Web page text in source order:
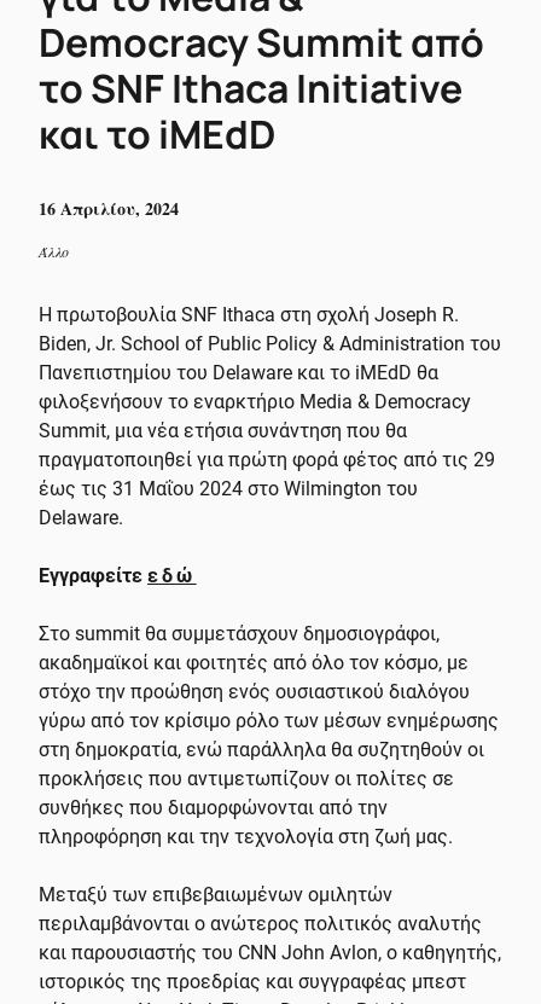
Democracy Summit από
το SNF Ithaca Initiative
και το iMEdD
16 Απριλίου, 2024
Άλλο
Η πρωτοβουλία SNF Ithaca στη σχολή Joseph R.
Biden, Jr. School of Public Policy & Administration του
Πανεπιστημίου του Delaware και το iMEdD θα
φιλοξενήσουν το εναρκτήριο Media & Democracy
Summit, μια νέα ετήσια συνάντηση που θα
πραγματοποιηθεί για πρώτη φορά φέτος από τις 29
έως τις 31 Μαΐου 2024 στο Wilmington του
Delaware.
Εγγραφείτε εδώ
Στο summit θα συμμετάσχουν δημοσιογράφοι,
ακαδημαϊκοί και φοιτητές από όλο τον κόσμο, με
στόχο την προώθηση ενός ουσιαστικού διαλόγου
γύρω από τον κρίσιμο ρόλο των μέσων ενημέρωσης
στη δημοκρατία, ενώ παράλληλα θα συζητηθούν οι
προκλήσεις που αντιμετωπίζουν οι πολίτες σε
συνθήκες που διαμορφώνονται από την
πληροφόρηση και την τεχνολογία στη ζωή μας.
Μεταξύ των επιβεβαιωμένων ομιλητών
περιλαμβάνονται ο ανώτερος πολιτικός αναλυτής
και παρουσιαστής του CNN John Avlon, ο καθηγητής,
ιστορικός της προεδρίας και συγγραφέας μπεστ